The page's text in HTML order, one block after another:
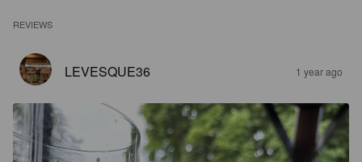
REVIEWS
LEVESQUE36 1 year ago